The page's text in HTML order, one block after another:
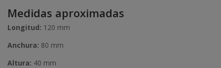
Medidas aproximadas
Longitud: 120 mm
Anchura: 80 mm
Altura: 40 mm